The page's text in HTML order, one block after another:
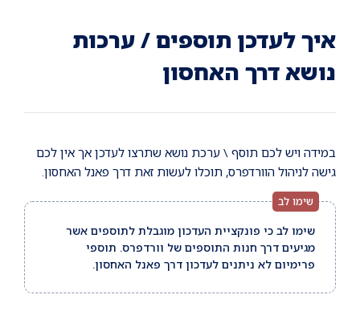
navigation
איך לעדכן תוספים / ערכות
נושא דרך האחסון
במידה ויש לכם תוסף \ ערכת נושא שתרצו לעדכן אך אין לכם
גישה לניהול הוורדפרס, תוכלו לעשות זאת דרך פאנל האחסון.
שימו לב כי פונקציית העדכון מוגבלת לתוספים אשר
מגיעים דרך חנות התוספים של וורדפרס. תוספי
פרימיום לא ניתנים לעדכון דרך פאנל האחסון.